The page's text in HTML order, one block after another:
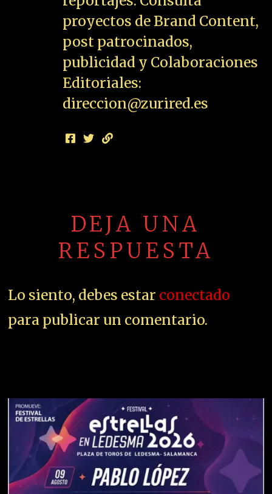
Lo siento, debes estarconectado
para publicar un comentario.
01